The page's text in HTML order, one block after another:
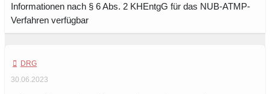
Informationen nach § 6 Abs. 2 KHEntgG für das NUB-ATMP-
Verfahren verfügbar
DRG
30.06.2023